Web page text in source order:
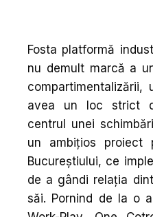
Fosta platformă
nu demult marcă a
compartimentalizării,
avea un loc strict
centrul unei
un ambițios proiect
Bucureștiului, ce
de a gândi relația
săi. Pornind de la o